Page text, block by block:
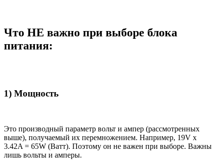
Что НЕ важно при выборе блока
питания:
1) Мощность
Это производный параметр вольт и ампер (рассмотренных
выше), получаемый их перемножением. Например, 19V x
3.42A = 65W (Ватт). Поэтому он не важен при выборе. Важны
лишь вольты и амперы.